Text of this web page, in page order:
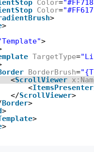
Color=
Color=
>
>
>
TargetType=
BorderBrush=
<ScrollViewer
<ItemsPresenter
</ScrollViewer>
Border>
>
>
>